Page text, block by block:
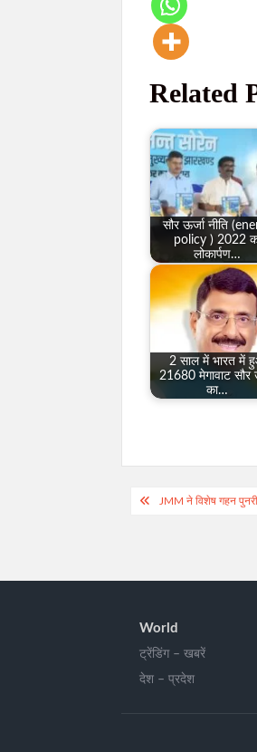
Related
सौर ऊर्जा नीति
policy ) 2022
लोकार्पण…
2 साल में भारत में
21680 मेगावाट सौर
का…
PostJMM ने विशेष गहन
World
ट्रेंडिंग – खबरें
देश – प्रदेश